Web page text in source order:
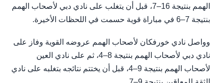
الهمم بنتيجة 16–7، قبل أن يتغلب على نادي دبي لأصحاب الهمم
بنتيجة 7–6 في مباراة قوية حسمت في اللحظات الأخيرة.
وواصل نادي خورفكان لأصحاب الهمم عروضه القوية وفاز على
نادي دبي لأصحاب الهمم بنتيجة 8–4، ثم على نادي العين
لأصحاب الهمم بنتيجة 9–4، قبل أن يختتم نتائجه بتغلبه على نادي